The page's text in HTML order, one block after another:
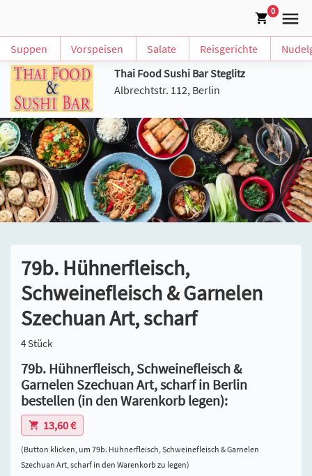
0
Suppen Vorspeisen Salate Reisgerichte
Thai Food Sushi Bar Steglitz
Albrechtstr. 112, Berlin
79b. Hühnerfleisch,
Schweinefleisch & Garnelen
Szechuan Art, scharf
4 Stück
79b. Hühnerfleisch, Schweinefleisch &
Garnelen Szechuan Art, scharf in Berlin
bestellen (in den Warenkorb legen):
13,60 €
(Button klicken, um 79b. Hühnerfleisch, Schweinefleisch & Garnelen
Szechuan Art, scharf in den Warenkorb zu legen)